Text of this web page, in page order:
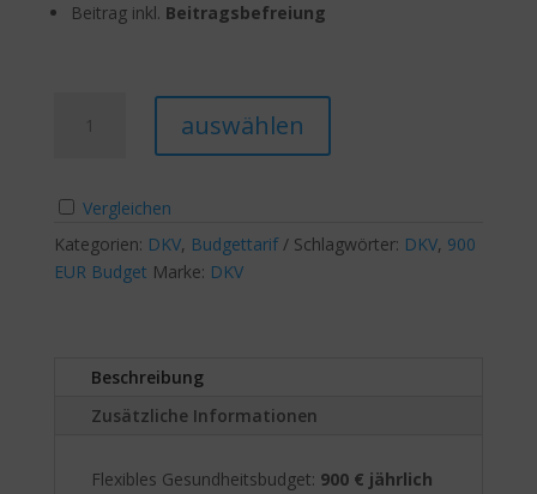
Beitrag inkl. Beitragsbefreiung
BonusMed
Menge
auswählen
t
n
Vergleichen
Kategorien: DKV, Budgettarif Schlagwörter: DKV, 900
EUR Budget Marke: DKV
Beschreibung
Zusätzliche Informationen
Flexibles Gesundheitsbudget: 900 € jährlich